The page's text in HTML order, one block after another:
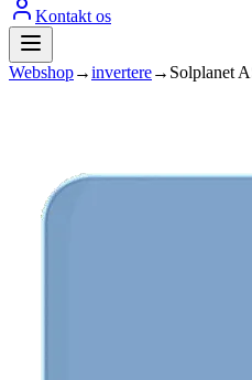
Kontakt os
Webshop→invertere→ Solplanet